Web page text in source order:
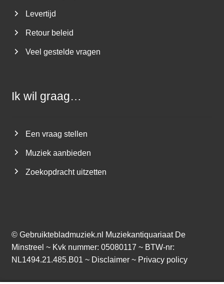
Levertijd
Retour beleid
Veel gestelde vragen
Ik wil graag…
Een vraag stellen
Muziek aanbieden
Zoekopdracht uitzetten
© Gebruiktebladmuziek.nl
Muziekantiquariaat De
Minstreel ~ Kvk nummer: 05080117 ~ BTW-nr:
NL1494.21.485.B01 ~ Disclaimer~ Privacy policy